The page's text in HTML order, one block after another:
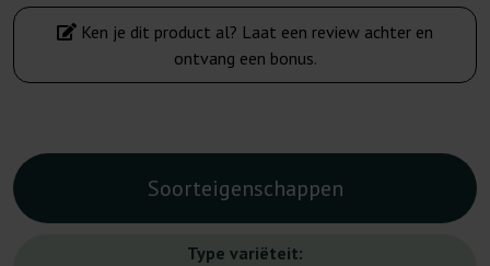
Ken je dit product al? Laat een review achter en
ontvang een bonus.
Soorteigenschappen
Type variëteit: